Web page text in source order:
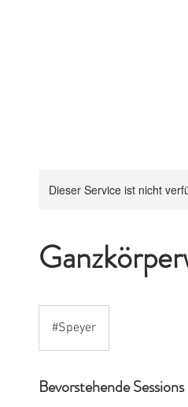
Dieser Service ist nicht
#Speyer
Bevorstehende Sessions